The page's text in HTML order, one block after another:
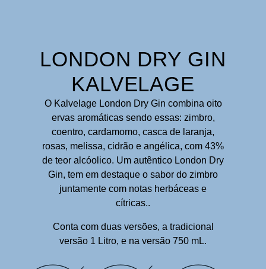
LONDON DRY GIN
KALVELAGE
O Kalvelage London Dry Gin combina oito
ervas aromáticas sendo essas: zimbro,
coentro, cardamomo, casca de laranja,
rosas, melissa, cidrão e angélica, com 43%
de teor alcóolico. Um autêntico London Dry
Gin, tem em destaque o sabor do zimbro
juntamente com notas herbáceas e
cítricas..
Conta com duas versões, a tradicional
versão 1 Litro, e na versão 750 mL.